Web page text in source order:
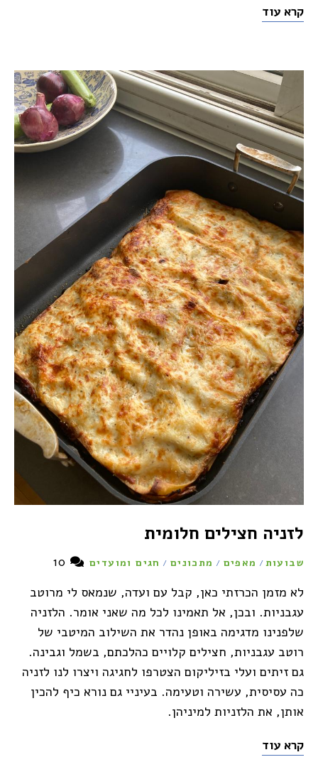
קרא עוד
לזניה חצילים חלומית
שבועות / מאפים / מתכונים / חגים ומועדים
לא מזמן הכרזתי כאן, קבל עם ועדה, שנמאס לי מרוטב
עגבניות. ובכן, אל תאמינו לכל מה שאני אומר. הלזניה
שלפנינו מדגימה באופן נהדר את השילוב המיטבי של
רוטב עגבניות, חצילים קלויים כהלכתם, בשמל וגבינה.
גם זיתים ועלי בזיליקום הצטרפו לחגיגה ויצרו לנו לזניה
כה עסיסית, עשירה וטעימה. בעיניי גם נורא כיף להכין
אותן, את הלזניות למיניהן.
קרא עוד